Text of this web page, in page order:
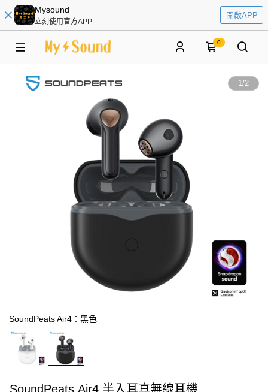
Mysound
立刻使用官方APP
開啟APP
0
1/2
SoundPeats Air4：黑色
SoundPeats Air4 半入耳真無線耳機